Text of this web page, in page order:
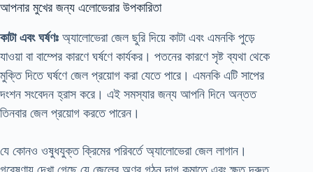
আপনার মুখের জন্য এলোভেরার উপকারিতা
কাটা এবং ঘর্ষণঃ অ্যালোভেরা জেল ছুরি দিয়ে কাটা এবং এমনকি পুড়ে
যাওয়া বা বাম্পের কারণে ঘর্ষণে কার্যকর। পতনের কারণে সৃষ্ট ব্যথা থেকে
মুক্তি দিতে ঘর্ষণে জেল প্রয়োগ করা যেতে পারে। এমনকি এটি সাপের
দংশন সংবেদন হ্রাস করে। এই সমস্যার জন্য আপনি দিনে অন্তত
তিনবার জেল প্রয়োগ করতে পারেন।
যে কোনও ওষুধযুক্ত ক্রিমের পরিবর্তে অ্যালোভেরা জেল লাগান।